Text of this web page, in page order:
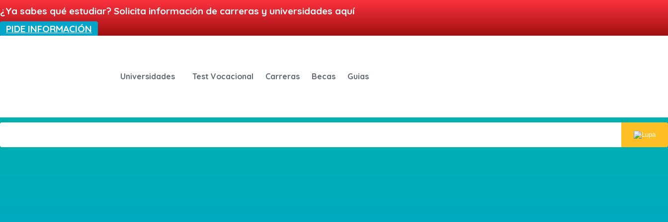
¿Ya sabes qué estudiar? Solicita información de carreras y universidades aquí
PIDE INFORMACIÓN
Universidades Test Vocacional Carreras Becas Guias